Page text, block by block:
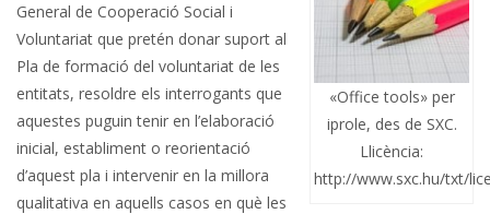
«Office tools» per
iprole, des de SXC.
Llicència:
http://www.sxc.hu/txt/
General de Cooperació Social i
Voluntariat que pretén donar suport al
Pla de formació del voluntariat de les
entitats, resoldre els interrogants que
aquestes puguin tenir en l’elaboració
inicial, establiment o reorientació
d’aquest pla i intervenir en la millora
qualitativa en aquells casos en què les